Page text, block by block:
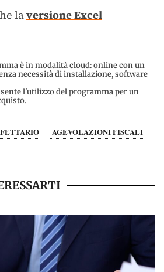
laversione Excel
è in modalità cloud: online con un
necessità di installazione, software
l'utilizzo del programma per un
AGEVOLAZIONI FISCALI